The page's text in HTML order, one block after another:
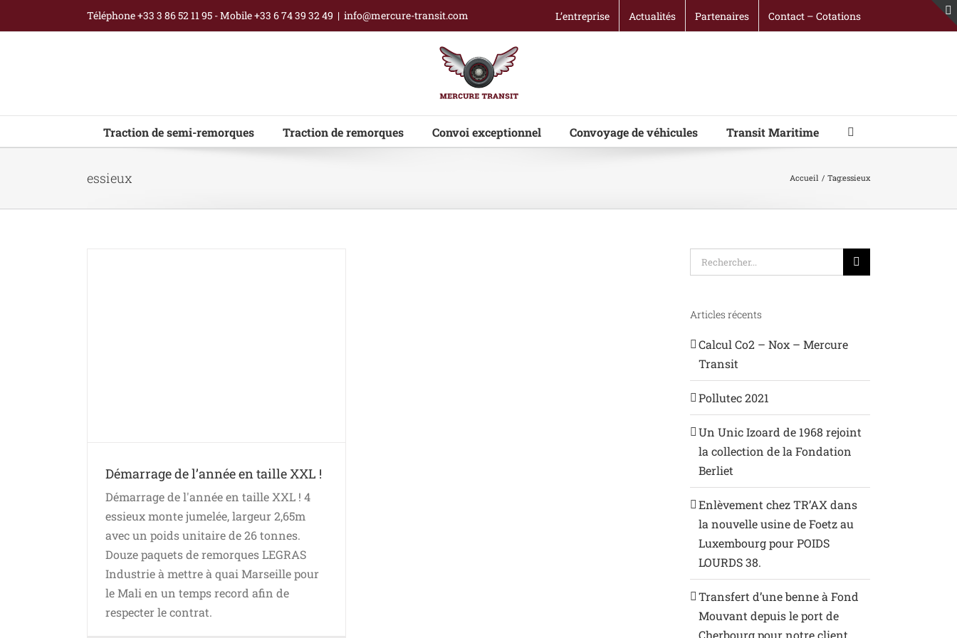
au
Téléphone +33 3 86 52 11 95 - Mobile +33 6 74 39 32 49 | info@mercure-transit.com L’entreprise Actualités Partenaires Contact – Cotations
Traction de semi-remorques Traction de remorques Convoi exceptionnel Convoyage de véhicules Transit Maritime
essieux Accueil Tag:essieux
Démarrage de l’année en taille XXL !
Démarrage de l'année en taille XXL ! 4
essieux monte jumelée, largeur 2,65m
avec un poids unitaire de 26 tonnes.
Douze paquets de remorques LEGRAS
Industrie à mettre à quai Marseille pour
le Mali en un temps record afin de
respecter le contrat.
Rechercher:
Articles récents
Calcul Co2 – Nox – Mercure
Transit
Pollutec 2021
Un Unic Izoard de 1968 rejoint
la collection de la Fondation
Berliet
Enlèvement chez TR’AX dans
la nouvelle usine de Foetz au
Luxembourg pour POIDS
LOURDS 38.
Transfert d’une benne à Fond
Mouvant depuis le port de
Cherbourg pour notre client